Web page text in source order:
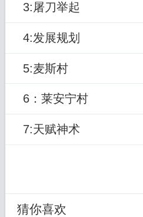
3:屠刀举起
4:发展规划
5:麦斯村
6：莱安宁村
7:天赋神术
猜你喜欢